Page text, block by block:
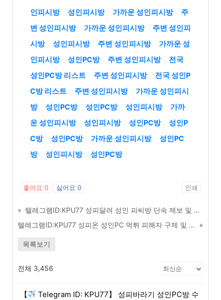
인피시방
성인피시방 가까운 성인피시방
주
변 성인피시방
가까운 성인피시방
주변 성인피
시방
성인피시방 주변 성인피시방
가까운 성
인피시방
성인PC방 주변 성인피시방
전국
성인PC방 리스트
주변 성인피시방
전국 성인P
C방 리스트
주변 성인피시방
가까운 성인피시
방
성인PC방 성인PC방 성인피시방
가까
운 성인피시방
성인피시방 성인PC방
성인P
C방
성인PC방 가까운 성인피시방
성인PC
방
성인피시방 성인PC방
좋아요 0 싫어요 0 인쇄
«
텔레그램ID:KPU77 성피달려 성인 피씨방 단속 제보 및 경찰 출동 실시간 알리미 - 사천
텔레그램ID:KPU77 성피온 성인PC 먹튀 피해자 구제 및 소송 지원 센터 안내 - 서초구
»
목록보기
전체 3,456
【
Telegram ID: KPU77】 성피바라기 성인PC방 수